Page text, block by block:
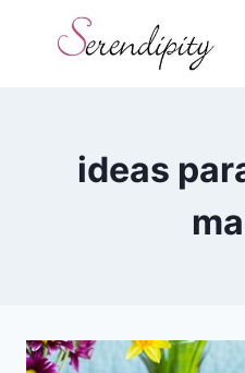
ideas